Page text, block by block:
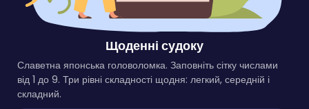
Щоденні судоку
Славетна японська головоломка. Заповніть сітку числами
від 1 до 9. Три рівні складності щодня: легкий, середній і
складний.